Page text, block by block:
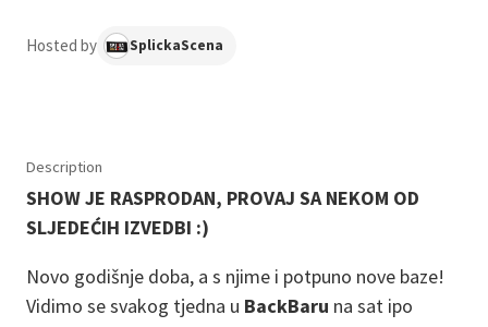
Hosted by SplickaScena
Description
SHOW JE RASPRODAN, PROVAJ SA NEKOM OD
SLJEDEĆIH IZVEDBI :)
Novo godišnje doba, a s njime i potpuno nove baze!
Vidimo se svakog tjedna u BackBaru na sat ipo